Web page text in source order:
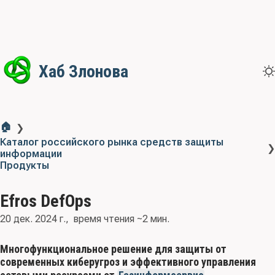
Хаб Злонова
🏠 ❯
Каталог российского рынка средств защиты
информации
❯
Продукты
Efros DefOps
20 дек. 2024 г. время чтения ~2 мин.
Многофункциональное решение для защиты от
современных киберугроз и эффективного управления